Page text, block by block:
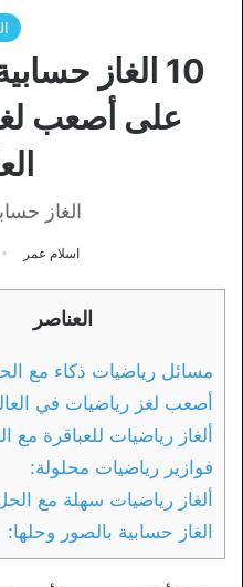
10 الغاز
على أصعب
الغاز
اسلام عمر
العناصر
مسائل رياضيات ذكاء مع
أصعب لغز رياضيات في
ألغاز رياضيات للعباقرة مع
فوازير رياضيات محلولة:
ألغاز رياضيات سهلة مع
الغاز حسابية بالصور وحلها: